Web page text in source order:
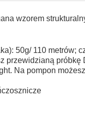
kosztów
wzorem
50g/ 110 metrów;
przewidzianą
Na pompon